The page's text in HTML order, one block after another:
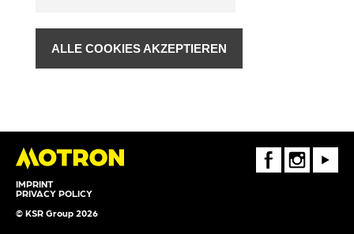
IMPRINT
PRIVACY POLICY
© KSR Group 2026
FaceBookInstagramYoutube
ALLE COOKIES AKZEPTIEREN